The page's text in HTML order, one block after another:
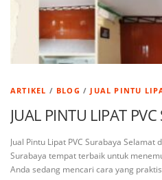
ARTIKEL / BLOG / JUAL PINTU
JUAL PINTU LIPAT
Jual Pintu Lipat PVC Surabaya Selamat
Surabaya tempat terbaik untuk
Anda sedang mencari cara yang